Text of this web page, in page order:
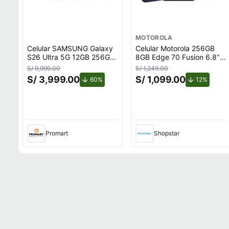
Celular SAMSUNG Galaxy
S26 Ultra 5G 12GB 256GB
Azul
S/ 9,999.00
S/ 3,999.00 60% de descuento.
Promart
MOTOROLA
Celular Motorola 256GB
8GB Edge 70 Fusion 6.8""
Azul
S/ 1,249.00
S/ 1,099.00 12%
Shopstar